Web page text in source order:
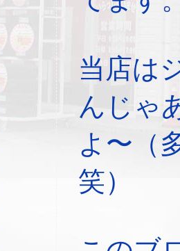
当店は
んじゃ
よ〜（
笑）